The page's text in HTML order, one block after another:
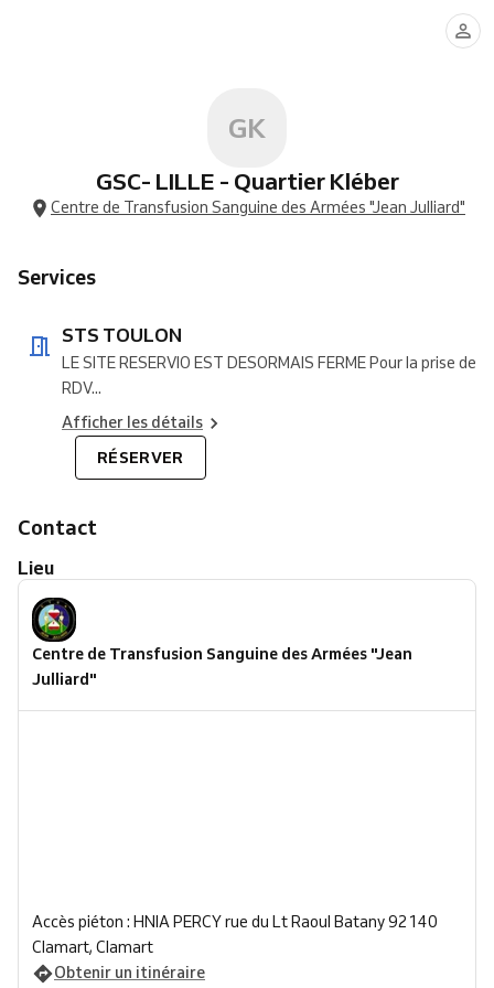
GK
GSC- LILLE - Quartier Kléber
Centre de Transfusion Sanguine des Armées "Jean Julliard"
Services
STS TOULON
LE SITE RESERVIO EST DESORMAIS FERME Pour la prise de
RDV...
Afficher les détails
RÉSERVER
Contact
Lieu
Centre de Transfusion Sanguine des Armées "Jean
Julliard"
Accès piéton : HNIA PERCY rue du Lt Raoul Batany 92140
Clamart, Clamart
Obtenir un itinéraire